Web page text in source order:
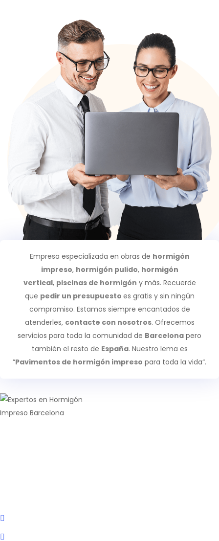
Empresa especializada en obras de hormigón
impreso, hormigón pulido, hormigón
vertical, piscinas de hormigón y más. Recuerde
que pedir un presupuesto es gratis y sin ningún
compromiso. Estamos siempre encantados de
atenderles, contacte con nosotros. Ofrecemos
servicios para toda la comunidad de Barcelona pero
también el resto de España. Nuestro lema es
”Pavimentos de hormigón impreso para toda la vida“.